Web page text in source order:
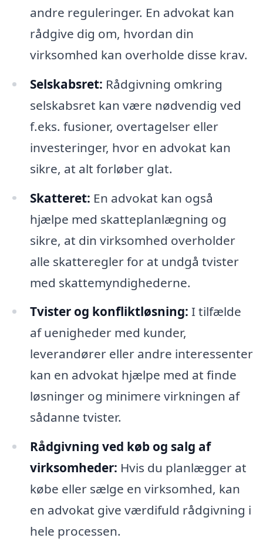
andre reguleringer. En advokat kan
rådgive dig om, hvordan din
virksomhed kan overholde disse krav.
Selskabsret: Rådgivning omkring
selskabsret kan være nødvendig ved
f.eks. fusioner, overtagelser eller
investeringer, hvor en advokat kan
sikre, at alt forløber glat.
Skatteret: En advokat kan også
hjælpe med skatteplanlægning og
sikre, at din virksomhed overholder
alle skatteregler for at undgå tvister
med skattemyndighederne.
Tvister og konfliktløsning: I tilfælde
af uenigheder med kunder,
leverandører eller andre interessenter
kan en advokat hjælpe med at finde
løsninger og minimere virkningen af
sådanne tvister.
Rådgivning ved køb og salg af
virksomheder: Hvis du planlægger at
købe eller sælge en virksomhed, kan
en advokat give værdifuld rådgivning i
hele processen.